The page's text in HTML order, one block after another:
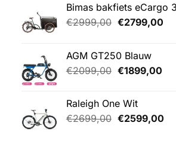
Bimas bakfiets eCargo
€2999,00
€2999,00.
€2799,00
AGM GT250 Blauw
€2099,00
€2099,00.
€1899,00
Raleigh One Wit
€2699,00 €2599,00